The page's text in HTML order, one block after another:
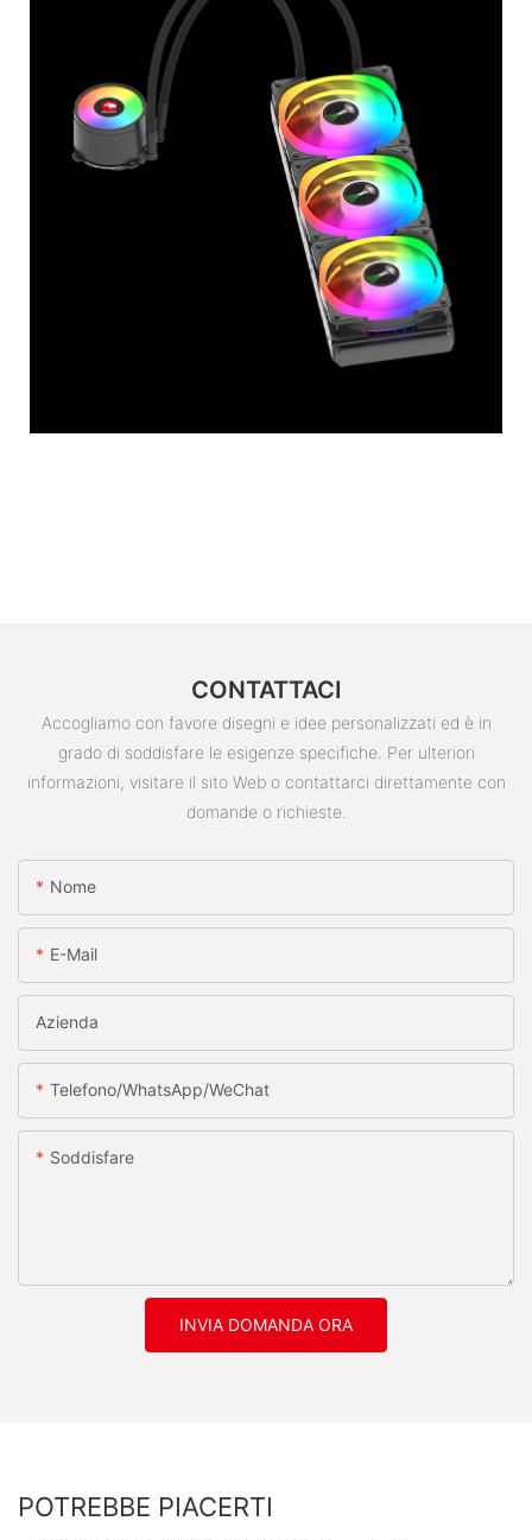
CONTATTACI
Accogliamo con favore disegni e idee personalizzati ed è in
grado di soddisfare le esigenze specifiche. Per ulteriori
informazioni, visitare il sito Web o contattarci direttamente con
domande o richieste.
Nome
E-Mail
Azienda
Telefono/WhatsApp/WeChat
Soddisfare
INVIA DOMANDA ORA
POTREBBE PIACERTI